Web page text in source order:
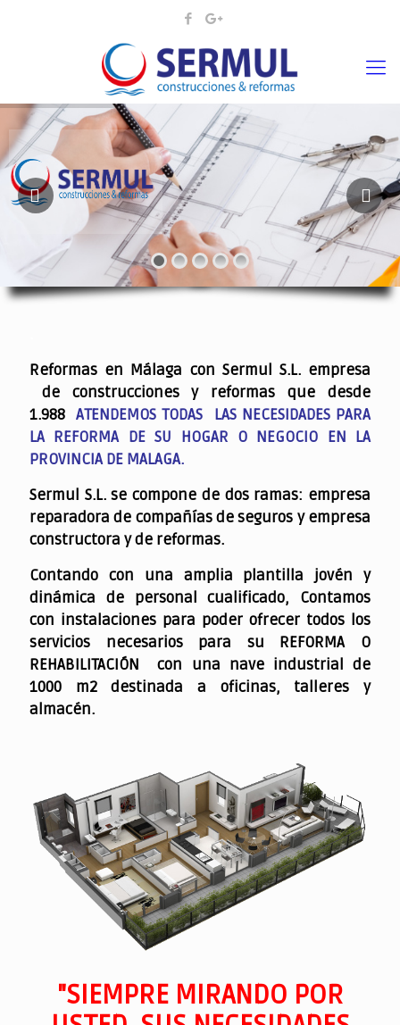
¡¡DAMOS VIDA A SUS
Reformas en Málaga con Sermul S.L. empresa
de construcciones y reformas que desde
1.988ATENDEMOS TODAS LAS NECESIDADES PARA
LA REFORMA DE SU HOGAR O NEGOCIO EN LA
PROVINCIA DE MALAGA.
Sermul S.L. se compone de dos ramas: empresa
reparadora de compañías de seguros y empresa
constructora y de reformas.
Contando con una amplia plantilla jovén y
dinámica de personal cualificado, Contamos
con instalaciones para poder ofrecer todos los
servicios necesarios para su REFORMA O
REHABILITACIÓN con una nave industrial de
1000 m2 destinada a oficinas, talleres y
almacén.
"SIEMPRE MIRANDO POR